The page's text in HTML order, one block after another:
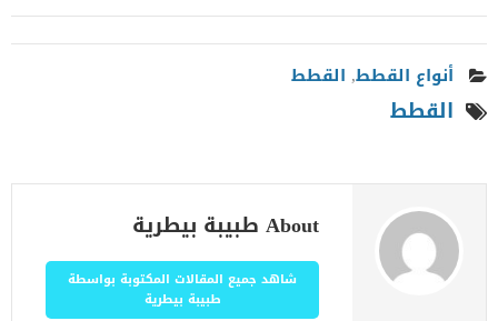
أنواع القطط, القطط
القطط
About طبيبة بيطرية
شاهد جميع المقالات المكتوبة بواسطة
طبيبة بيطرية